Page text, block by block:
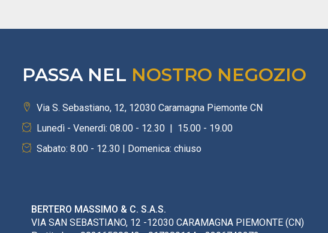
PASSA NEL NOSTRO NEGOZIO
Via S. Sebastiano, 12, 12030 Caramagna Piemonte CN
Lunedì - Venerdì: 08.00 - 12.30 | 15.00 - 19.00
Sabato: 8.00 - 12.30 | Domenica: chiuso
BERTERO MASSIMO & C. S.A.S.
VIA SAN SEBASTIANO, 12 -12030 CARAMAGNA PIEMONTE (CN)